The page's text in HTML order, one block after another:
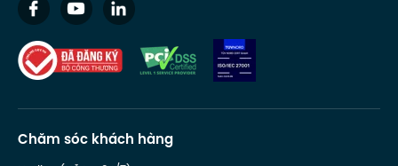
Chăm sóc khách hàng